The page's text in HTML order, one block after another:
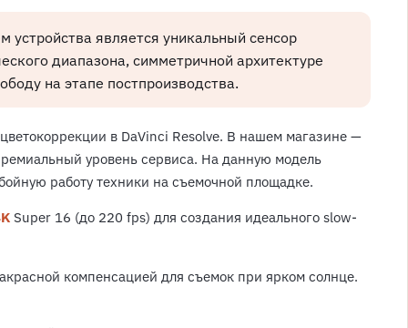
является уникальный сенсор
диапазона, симметричной архитектуре
на этапе постпроизводства.
в DaVinci Resolve. В нашем магазине —
уровень сервиса. На данную модель
работу техники на съемочной площадке.
Super 16 (до 220 fps) для создания идеального slow-
компенсацией для съемок при ярком солнце.